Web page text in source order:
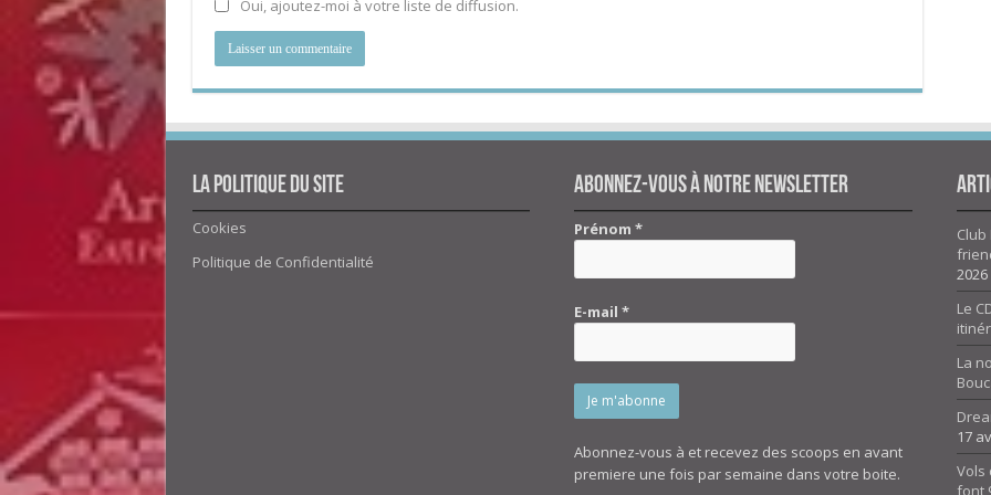
Oui, ajoutez-moi à votre liste de diffusion.
La politique du site
Cookies
Politique de Confidentialité
Abonnez-vous à notre newsletter
Prénom*
E-mail*
Abonnez-vous à et recevez des scoops en avant
premiere une fois par semaine dans votre boite.
2026
Le
La
17
Vols
font